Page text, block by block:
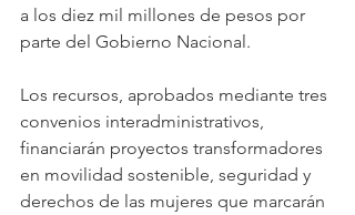
a los diez mil millones de pesos por
parte del Gobierno Nacional.
Los recursos, aprobados mediante tres
convenios interadministrativos,
financiarán proyectos transformadores
en movilidad sostenible, seguridad y
derechos de las mujeres que marcarán